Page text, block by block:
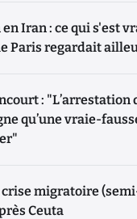
Iran : ce qui s'est
Paris regardait
: "L’arrestation
qu’une vraie-
migratoire
Ceuta